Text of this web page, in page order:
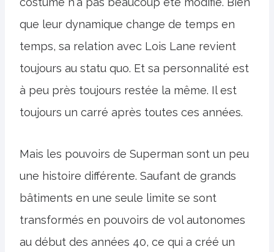
que leur dynamique change de temps en
temps, sa relation avec Lois Lane revient
toujours au statu quo. Et sa personnalité est
à peu près toujours restée la même. Il est
toujours un carré après toutes ces années.
Mais les pouvoirs de Superman sont un peu
une histoire différente. Saufant de grands
bâtiments en une seule limite se sont
transformés en pouvoirs de vol autonomes
au début des années 40, ce qui a créé un